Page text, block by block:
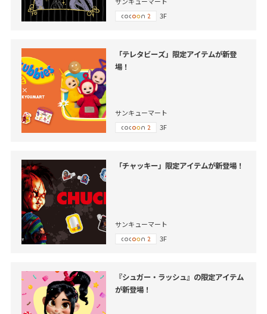
3F
「テレタビーズ」限定アイテムが新登
場！
サンキューマート
3F
「チャッキー」限定アイテムが新登場！
サンキューマート
3F
『シュガー・ラッシュ』の限定アイテム
が新登場！